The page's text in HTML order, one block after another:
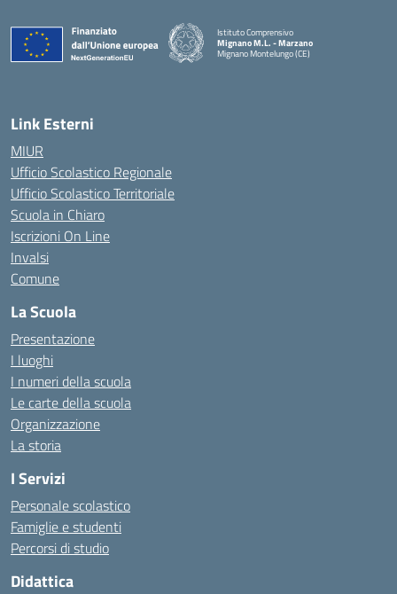
Istituto Comprensivo
Mignano M.L. - Marzano
Mignano Montelungo (CE)
— Visita la pagina iniziale della scuola
Link Esterni
MIUR
Ufficio Scolastico Regionale
Ufficio Scolastico Territoriale
Scuola in Chiaro
Iscrizioni On Line
Invalsi
Comune
La Scuola
Presentazione
I luoghi
I numeri della scuola
Le carte della scuola
Organizzazione
La storia
I Servizi
Personale scolastico
Famiglie e studenti
Percorsi di studio
Didattica